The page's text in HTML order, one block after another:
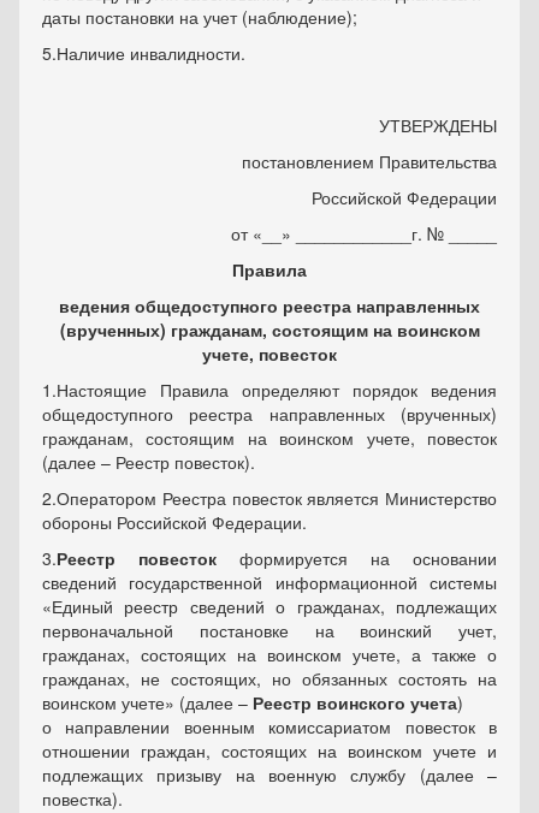
даты постановки на учет (наблюдение);
5.Наличие инвалидности.
УТВЕРЖДЕНЫ
постановлением Правительства
Российской Федерации
от «__» ____________г. № _____
Правила
ведения общедоступного реестра направленных
(врученных) гражданам, состоящим на воинском
учете, повесток
1.Настоящие Правила определяют порядок ведения
общедоступного реестра направленных (врученных)
гражданам, состоящим на воинском учете, повесток
(далее – Реестр повесток).
2.Оператором Реестра повесток является Министерство
обороны Российской Федерации.
3.Реестр повесток формируется на основании
сведений государственной информационной системы
«Единый реестр сведений о гражданах, подлежащих
первоначальной постановке на воинский учет,
гражданах, состоящих на воинском учете, а также о
гражданах, не состоящих, но обязанных состоять на
воинском учете» (далее – Реестр воинского учета)
‎о направлении военным комиссариатом повесток в
отношении граждан, состоящих на воинском учете и
подлежащих призыву на военную службу (далее –
повестка).